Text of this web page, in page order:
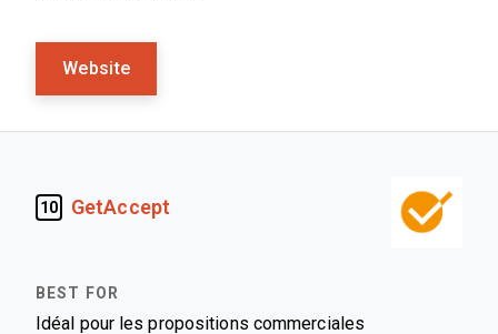
Website
10 GetAccept
Idéal pour les propositions commerciales